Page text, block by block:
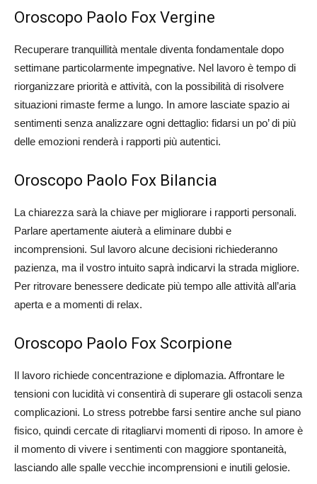
Oroscopo Paolo Fox Vergine
Recuperare tranquillità mentale diventa fondamentale dopo
settimane particolarmente impegnative. Nel lavoro è tempo di
riorganizzare priorità e attività, con la possibilità di risolvere
situazioni rimaste ferme a lungo. In amore lasciate spazio ai
sentimenti senza analizzare ogni dettaglio: fidarsi un po’ di più
delle emozioni renderà i rapporti più autentici.
Oroscopo Paolo Fox Bilancia
La chiarezza sarà la chiave per migliorare i rapporti personali.
Parlare apertamente aiuterà a eliminare dubbi e
incomprensioni. Sul lavoro alcune decisioni richiederanno
pazienza, ma il vostro intuito saprà indicarvi la strada migliore.
Per ritrovare benessere dedicate più tempo alle attività all’aria
aperta e a momenti di relax.
Oroscopo Paolo Fox Scorpione
Il lavoro richiede concentrazione e diplomazia. Affrontare le
tensioni con lucidità vi consentirà di superare gli ostacoli senza
complicazioni. Lo stress potrebbe farsi sentire anche sul piano
fisico, quindi cercate di ritagliarvi momenti di riposo. In amore è
il momento di vivere i sentimenti con maggiore spontaneità,
lasciando alle spalle vecchie incomprensioni e inutili gelosie.